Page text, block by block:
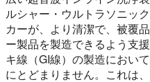
ルシャー・ウルトラソニッ
カーが、より清潔で、被覆
ー製品を製造できるよう支
キ線（GI線）の製造におい
にとどまりません。これは